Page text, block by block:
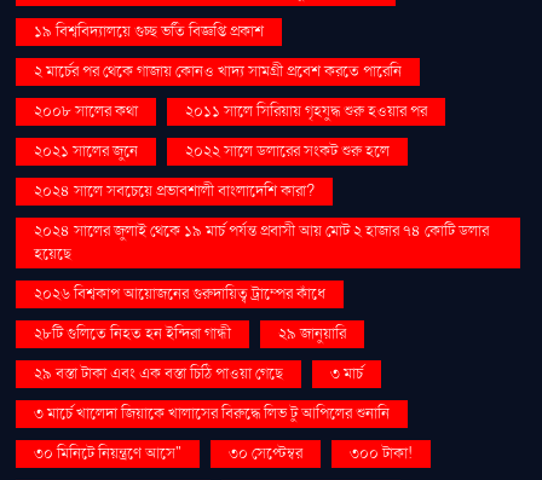
১৯ বিশ্ববিদ্যালয়ে গুচ্ছ ভর্তি বিজ্ঞপ্তি প্রকাশ
২ মার্চের পর থেকে গাজায় কোনও খাদ্য সামগ্রী প্রবেশ করতে পারেনি
২০০৮ সালের কথা
২০১১ সালে সিরিয়ায় গৃহযুদ্ধ শুরু হওয়ার পর
২০২১ সালের জুনে
২০২২ সালে ডলারের সংকট শুরু হলে
২০২৪ সালে সবচেয়ে প্রভাবশালী বাংলাদেশি কারা?
২০২৪ সালের জুলাই থেকে ১৯ মার্চ পর্যন্ত প্রবাসী আয় মোট ২ হাজার ৭৪ কোটি ডলার
হয়েছে
২০২৬ বিশ্বকাপ আয়োজনের গুরুদায়িত্ব ট্রাম্পের কাঁধে
২৮টি গুলিতে নিহত হন ইন্দিরা গান্ধী
২৯ জানুয়ারি
২৯ বস্তা টাকা এবং এক বস্তা চিঠি পাওয়া গেছে
৩ মার্চ
৩ মার্চে খালেদা জিয়াকে খালাসের বিরুদ্ধে লিভ টু আপিলের শুনানি
৩০ মিনিটে নিয়ন্ত্রণে আসে"
৩০ সেপ্টেম্বর
৩০০ টাকা!